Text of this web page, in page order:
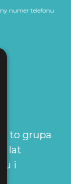
numer telefonu
to grupa
lat
i